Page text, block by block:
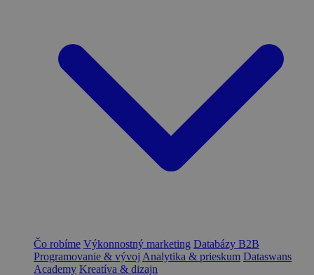
Čo robíme Výkonnostný marketing Databázy B2B
Programovanie & vývoj Analytika & prieskum Dataswans
Academy Kreatíva & dizajn